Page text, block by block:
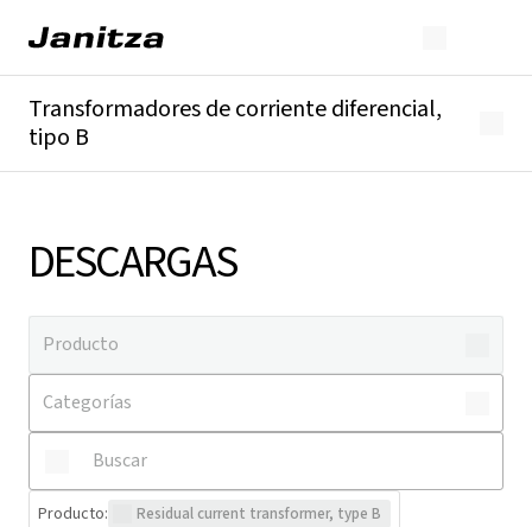
Transformadores de corriente diferencial,
tipo B
DESCARGAS
Producto: Residual current transformer, type B